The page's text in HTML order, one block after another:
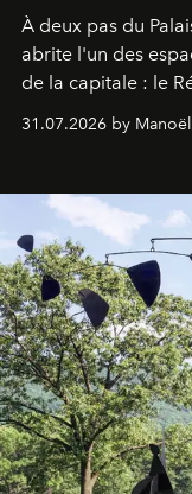
À deux pas du
abrite l'un des
de la capitale : le
31.07.2026 by